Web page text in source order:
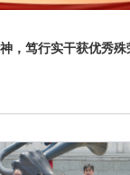
，笃行实干获优秀殊